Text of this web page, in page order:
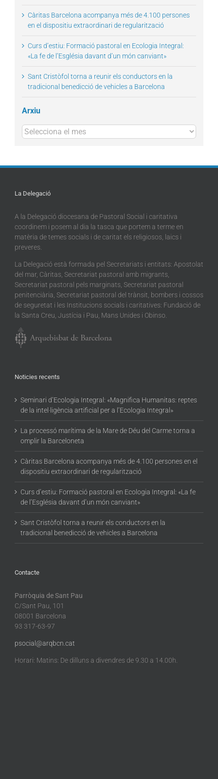
Càritas Barcelona acompanya més de 4.100 persones
en el dispositiu extraordinari de regularització
Curs d’estiu: Formació pastoral en Ecologia Integral:
«La fe de l’Església davant d’un món canviant»
Sant Cristòfol torna a reunir els conductors en la
tradicional benedicció de vehicles a Barcelona
Arxiu
Arxius
La Delegació
A la Delegació diocesana de Pastoral Social i caritativa
coordinem i posem al dia la tasca que portem a terme en
matèria de temes socials i de caritat els religiosos, laics i
preveres.
La Delegació està formada pel Secretariats i entitats: Apostolat
del mar, Càritas, Secretariat pastoral amb migrants,
Secretariat pastoral pels marginats, Secretariat pastoral
penitenciària, Secretariat pastoral del trànsit, bombers i cossos
de seguretat i les Institucions socials i caritatives: Fundació de
la Santa Creu, Justícia i Pau, Mans Unides i Obinso.
Noticies recents
Seminari d’Ecologia Integral: «Magnifica Humanitas: reptes
de la intel·ligència artificial per a l’Ecologia Integral»
La processó marítima de la Mare de Déu del Carme torna a
omplir la Barceloneta
Càritas Barcelona acompanya més de 4.100 persones en el
dispositiu extraordinari de regularització
Curs d’estiu: Formació pastoral en Ecologia Integral: «La fe
de l’Església davant d’un món canviant»
Sant Cristòfol torna a reunir els conductors en la
tradicional benedicció de vehicles a Barcelona
Contacte
Parròquia de Sant Pau
C/Sant Pau, 101
08001 Barcelona
93 317-63-97
psocial@arqbcn.cat
Horari: Matins: De dilluns a divendres de 9.30 a 14.00h.